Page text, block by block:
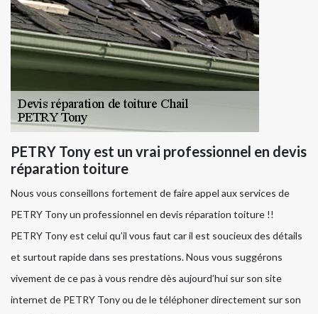
PETRY Tony est un vrai professionnel en devis
réparation toiture
Nous vous conseillons fortement de faire appel aux services de
PETRY Tony un professionnel en devis réparation toiture !!
PETRY Tony est celui qu’il vous faut car il est soucieux des détails
et surtout rapide dans ses prestations. Nous vous suggérons
vivement de ce pas à vous rendre dès aujourd’hui sur son site
internet de PETRY Tony ou de le téléphoner directement sur son